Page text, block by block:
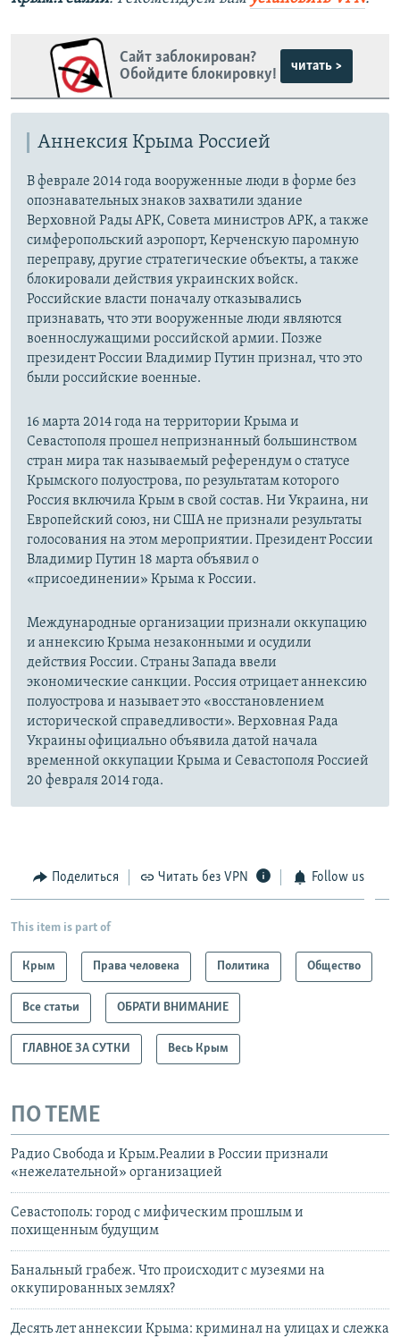
Сайт заблокирован?
Обойдите блокировку!
читать >
Аннексия Крыма Россией
В феврале 2014 года вооруженные люди в форме без
опознавательных знаков захватили здание
Верховной Рады АРК, Совета министров АРК, а также
симферопольский аэропорт, Керченскую паромную
переправу, другие стратегические объекты, а также
блокировали действия украинских войск.
Российские власти поначалу отказывались
признавать, что эти вооруженные люди являются
военнослужащими российской армии. Позже
президент России Владимир Путин признал, что это
были российские военные.
16 марта 2014 года на территории Крыма и
Севастополя прошел непризнанный большинством
стран мира так называемый референдум о статусе
Крымского полуострова, по результатам которого
Россия включила Крым в свой состав. Ни Украина, ни
Европейский союз, ни США не признали результаты
голосования на этом мероприятии. Президент России
Владимир Путин 18 марта объявил о
«присоединении» Крыма к России.
Международные организации признали оккупацию
и аннексию Крыма незаконными и осудили
действия России. Страны Запада ввели
экономические санкции. Россия отрицает аннексию
полуострова и называет это «восстановлением
исторической справедливости». Верховная Рада
Украины официально объявила датой начала
временной оккупации Крыма и Севастополя Россией
20 февраля 2014 года.
Поделиться Читать без VPN Follow us
This item is part of
Крым Права человека Политика Общество
Все статьи ОБРАТИ ВНИМАНИЕ
ГЛАВНОЕ ЗА СУТКИ Весь Крым
ПО ТЕМЕ
Радио Свобода и Крым.Реалии в России признали
«нежелательной» организацией
Севастополь: город с мифическим прошлым и
похищенным будущим
Банальный грабеж. Что происходит с музеями на
оккупированных землях?
Десять лет аннексии Крыма: криминал на улицах и слежка